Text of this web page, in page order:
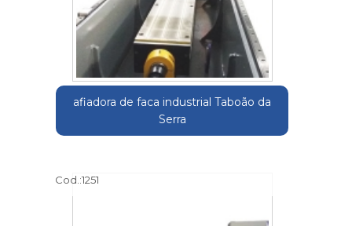
afiadora de faca industrial Taboão da
Serra
Cod.:1251